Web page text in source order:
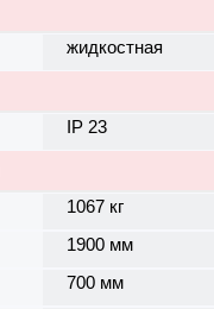
жидкостная
IP 23
1067 кг
1900 мм
700 мм